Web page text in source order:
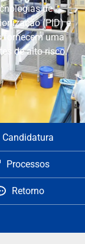
de
(PID) e
fornecem uma
de alto risco.
Candidatura
Processos
Retorno